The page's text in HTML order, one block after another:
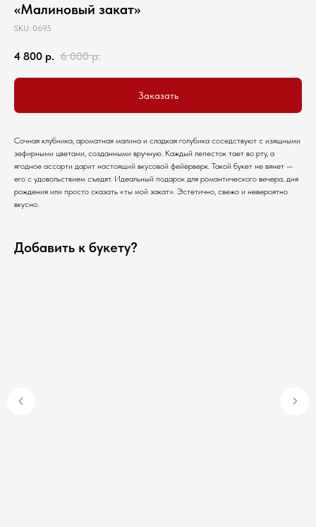
«Малиновый закат»
SKU: 0695
4 800 р. 6 000 р.
Заказать
Сочная клубника, ароматная малина и сладкая голубика соседствуют с изящными
зефирными цветами, созданными вручную. Каждый лепесток тает во рту, а
ягодное ассорти дарит настоящий вкусовой фейерверк. Такой букет не вянет —
его с удовольствием съедят. Идеальный подарок для романтического вечера, дня
рождения или просто сказать «ты мой закат». Эстетично, свежо и невероятно
вкусно.
Добавить к букету?